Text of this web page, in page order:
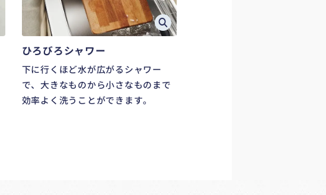
ひろびろシャワー
下に行くほど水が広がるシャワー
で、大きなものから小さなものまで
効率よく洗うことができます。